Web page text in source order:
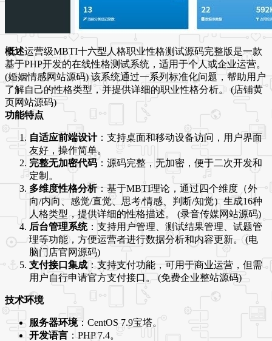
概述运营级MBTI十六型人格职业性格测试源码完整版是一款
基于PHP开发的在线性格测试系统，适用于个人或企业运营。
(婚姻情感网站源码) 该系统通过一系列标准化问题，帮助用户
了解自己的性格类型，并提供详细的职业性格分析。 (店铺黄
页网站源码)
功能特点
自适应前端设计：支持桌面和移动设备访问，用户界面
友好，操作简单。
完整无加密代码：源码完整，无加密，便于二次开发和
定制。
多维度性格分析：基于MBTI理论，通过四个维度（外
向/内向、感觉/直觉、思考/情感、判断/知觉）生成16种
人格类型，提供详细的性格描述。 (录音传媒网站源码)
后台管理系统：支持用户管理、测试结果管理、试题管
理等功能，方便运营者进行数据分析和内容更新。 (电
脑门店官网源码)
支付接口集成：支持支付功能，可用于商业运营，但需
用户自行申请官方支付接口。 (免费企业整站源码)
技术环境
服务器环境：CentOS 7.9宝塔。
开发语言 ：PHP 7.4。